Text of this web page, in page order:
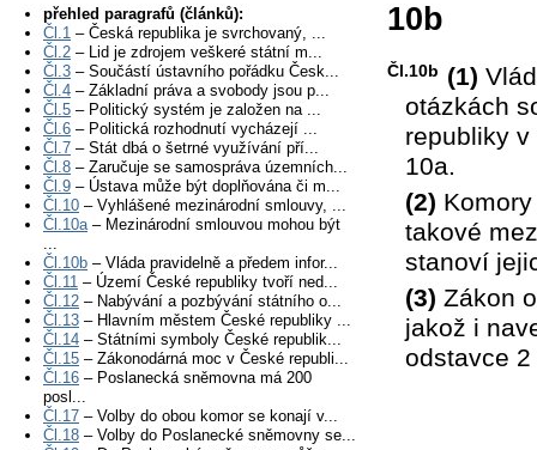
přehled paragrafů (článků):
Čl.1 – Česká republika je svrchovaný, ...
Čl.2 – Lid je zdrojem veškeré státní m...
Čl.3 – Součástí ústavního pořádku Česk...
Čl.4 – Základní práva a svobody jsou p...
Čl.5 – Politický systém je založen na ...
Čl.6 – Politická rozhodnutí vycházejí ...
Čl.7 – Stát dbá o šetrné využívání pří...
Čl.8 – Zaručuje se samospráva územních...
Čl.9 – Ústava může být doplňována či m...
Čl.10 – Vyhlášené mezinárodní smlouvy, ...
Čl.10a– Mezinárodní smlouvou mohou být
...
Čl.10b – Vláda pravidelně a předem infor...
Čl.11 – Území České republiky tvoří ned...
Čl.12 – Nabývání a pozbývání státního o...
Čl.13 – Hlavním městem České republiky ...
Čl.14 – Státními symboly České republik...
Čl.15 – Zákonodárná moc v České republi...
Čl.16 – Poslanecká sněmovna má 200
posl...
Čl.17 – Volby do obou komor se konají v...
Čl.18 – Volby do Poslanecké sněmovny se...
10b
Čl.10b (1)
otázkách
republiky
10a.
(2)
takové
stanoví
(3) Zákon
jakož i
odstavce